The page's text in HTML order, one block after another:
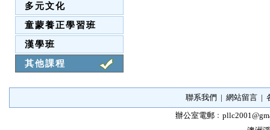
多元文化
童蒙養正學習班
漢學班
其他課程
聯系我們| 網站留言|
辦公室電郵﹕